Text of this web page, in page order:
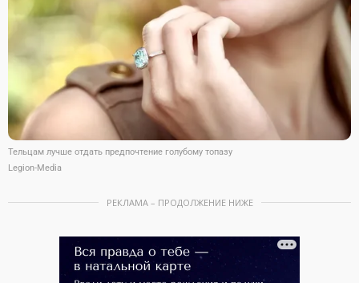
Тельцам лучше отдать предпочтение голубому топазу
Legion-Media
РЕКЛАМА – ПРОДОЛЖЕНИЕ НИЖЕ